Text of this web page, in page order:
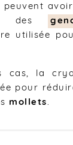
peuvent
des
utilisée
cas, la
pour
mollets.